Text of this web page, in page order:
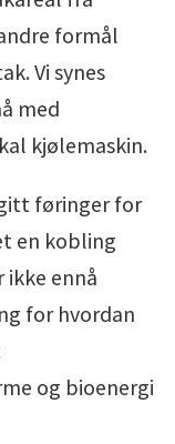
formål
Vi synes
med
kjølemaskin.
føringer for
en kobling
ikke ennå
for hvordan
og bioenergi